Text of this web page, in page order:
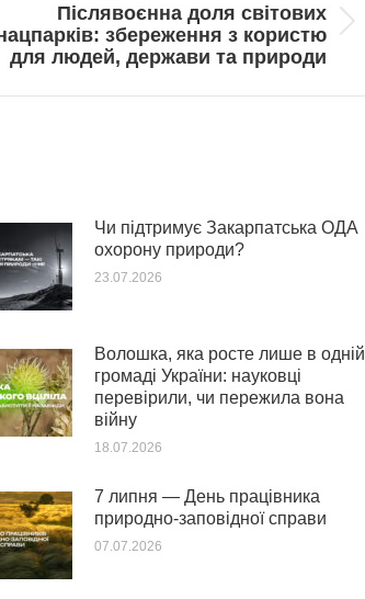
Післявоєнна доля світових
збереження з користю
для людей, держави та природи
Чи підтримує Закарпатська ОДА
охорону природи?
23.07.2026
Волошка, яка росте лише в одній
громаді України: науковці
перевірили, чи пережила вона
війну
18.07.2026
7 липня — День працівника
природно-заповідної справи
07.07.2026